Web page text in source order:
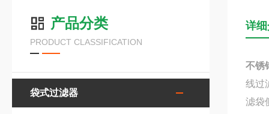
产品分类
PRODUCT CLASSIFICATION
袋式过滤器
详
不锈
线过
滤袋